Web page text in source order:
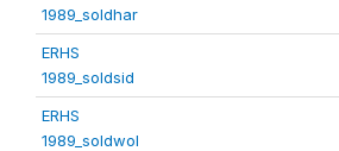
1989_soldhar
ERHS
1989_soldsid
ERHS
1989_soldwol